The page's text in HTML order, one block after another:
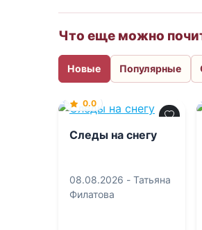
Что еще можно
Новые Популярные
0.0
Следы на снегу
08.08.2026 - Татьяна
Филатова